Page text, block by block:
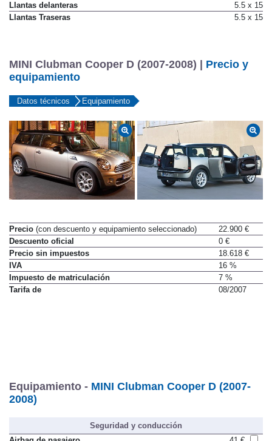
Neumáticos traseros
175/65 R15 84H
Llantas delanteras
5.5 x 15
MINI Clubman Cooper D (2007-2008) |
Precio y
equipamiento
Precio(con descuento y equipamiento seleccionado)
22.900 €
Descuento oficial
0 €
Precio sin impuestos
18.618 €
IVA
16 %
Impuesto de matriculación
7 %
Equipamiento -
MINI Clubman Cooper D (2007-
2008)
Seguridad y conducción